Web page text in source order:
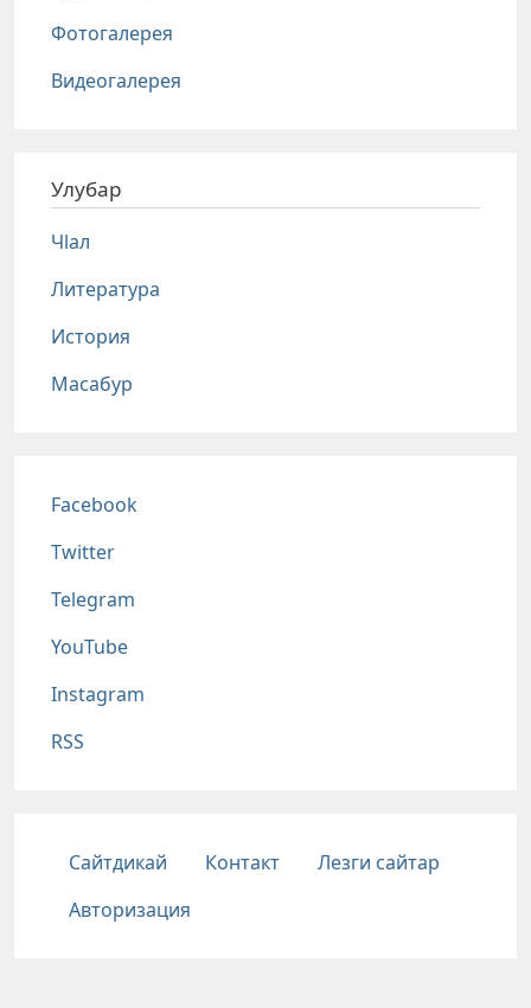
Фотогалерея
Видеогалерея
Улубар
Чlал
Литература
История
Масабур
Соц сети
Facebook
Twitter
Telegram
YouTube
Instagram
RSS
Подвал
Сайтдикай Контакт
Лезги сайтар
Авторизация